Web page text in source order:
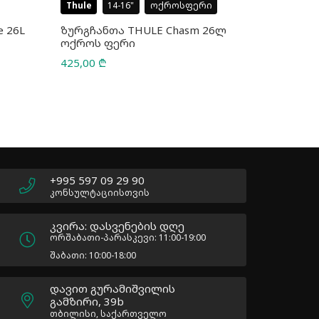
26L
Thule 14-16 ოქროსფერი
ზურგჩანთა THULE Chasm 26ლ
ოქროს ფერი
425,00 ₾
110,00 ₾.
75,00 ₾.
+995 597 09 29 90
კონსულტაციისთვის
კვირა: დასვენების დღე
ორშაბათი-პარასკევი: 11:00-19:00
შაბათი: 10:00-18:00
დავით გურამიშვილის
გამზირი, 39b
თბილისი, საქართველო